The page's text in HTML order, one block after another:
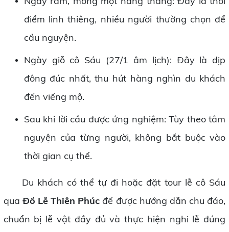
điểm linh thiêng, nhiều người thường chọn để
cầu nguyện.
Ngày giỗ cô Sáu (27/1 âm lịch): Đây là dịp
đông đúc nhất, thu hút hàng nghìn du khách
đến viếng mộ.
Sau khi lời cầu được ứng nghiệm: Tùy theo tâm
nguyện của từng người, không bắt buộc vào
thời gian cụ thể.
Du khách có thể tự đi hoặc đặt tour lễ cô Sáu
qua Đồ Lễ Thiên Phúc để được hướng dẫn chu đáo,
chuẩn bị lễ vật đầy đủ và thực hiện nghi lễ đúng